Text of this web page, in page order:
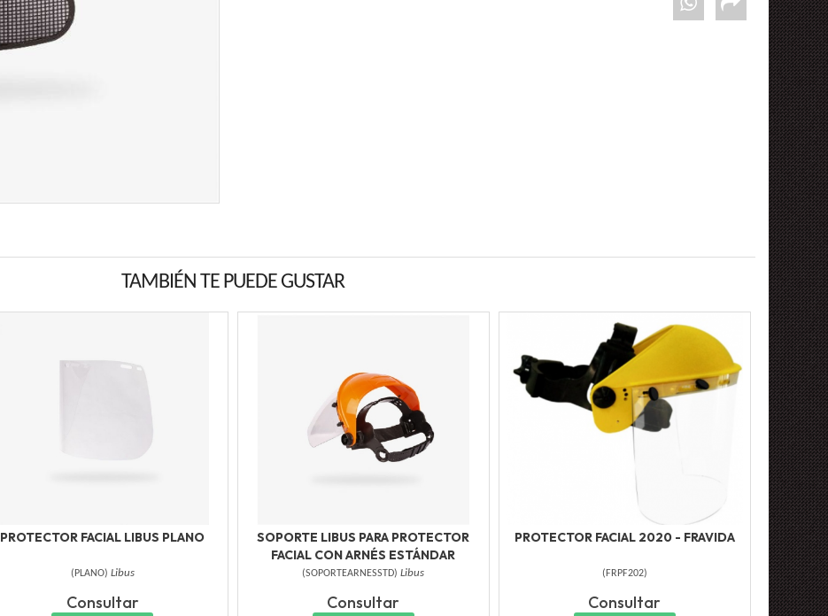
TAMBIÉN TE PUEDE GUSTAR
PROTECTOR FACIAL LIBUS PLANO
( PLANO) Libus
Consultar
SOPORTE LIBUS PARA PROTECTOR
FACIAL CON ARNÉS ESTÁNDAR
(SOPORTEARNESSTD) Libus
Consultar
PROTECTOR FACIAL 2020 - FRAVIDA
( FRPF202)
Consultar